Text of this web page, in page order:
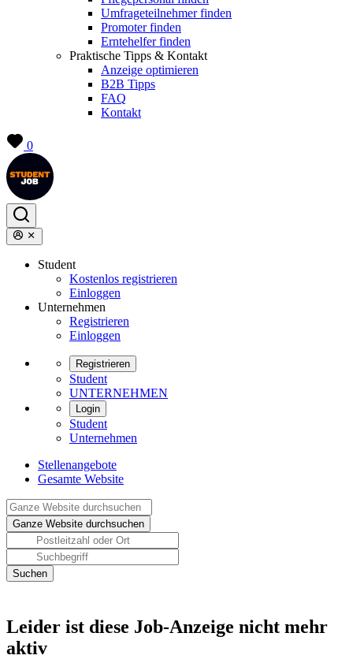
Umfrageteilnehmer finden
Promoter finden
Erntehelfer finden
Praktische Tipps & Kontakt
Anzeige optimieren
B2B Tipps
FAQ
Kontakt
0
Student
Kostenlos registrieren
Einloggen
Unternehmen
Registrieren
Einloggen
Registrieren
Student
UNTERNEHMEN
Login
Student
Unternehmen
Stellenangebote
Gesamte Website
Leider ist diese Job-Anzeige nicht mehr
aktiv